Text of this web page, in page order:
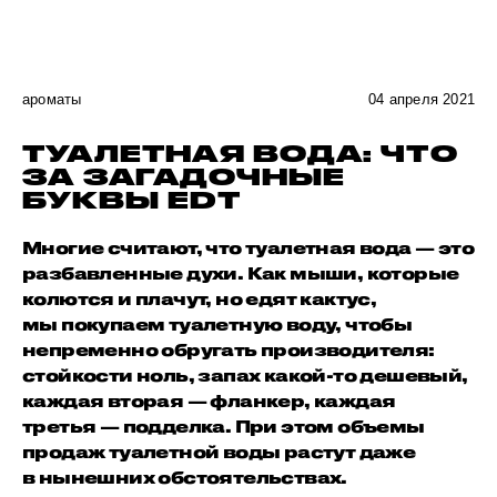
ароматы 04 апреля 2021
ТУАЛЕТНАЯ ВОДА: ЧТО
ЗА ЗАГАДОЧНЫЕ
БУКВЫ EDT
Многие считают, что туалетная вода — это
разбавленные духи. Как мыши, которые
колются и плачут, но едят кактус,
мы покупаем туалетную воду, чтобы
непременно обругать производителя:
стойкости ноль, запах какой-то дешевый,
каждая вторая — фланкер, каждая
третья — подделка. При этом объемы
продаж туалетной воды растут даже
в нынешних обстоятельствах.